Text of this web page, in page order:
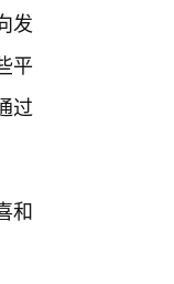
发
平
过
和